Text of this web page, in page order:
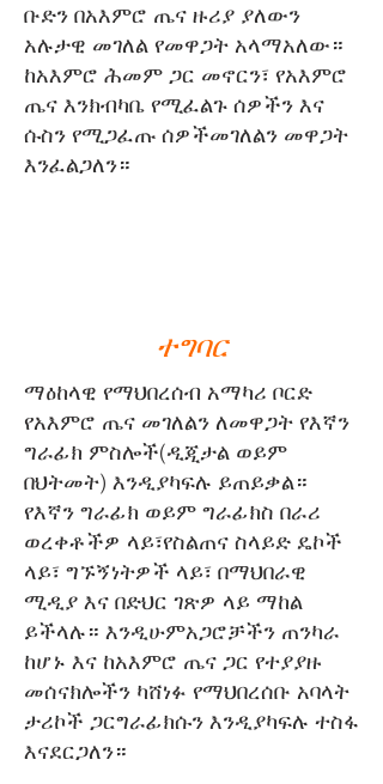
ቡድን በአእምሮ ጤና ዙሪያ ያለውን
አሉታዊ መገለል የመዋጋት አላማአለው።
ከአእምሮ ሕመም ጋር መኖርን፣ የአእምሮ
ጤና እንክብካቤ የሚፈልጉ ሰዎችን እና
ሱስን የሚጋፈጡ ሰዎችመገለልን መዋጋት
እንፈልጋለን።
ተግባር
ማዕከላዊ የማህበረሰብ አማካሪ ቦርድ
የአእምሮ ጤና መገለልን ለመዋጋት የእኛን
ግራፊክ ምስሎች(ዲጂታል ወይም
በህትመት) እንዲያካፍሉ ይጠይቃል።
የእኛን ግራፊክ ወይም ግራፊክስ በራሪ
ወረቀቶችዎ ላይ፣የስልጠና ስላይድ ዴኮች
ላይ፣ ግኙኝነትዎች ላይ፣ በማህበራዊ
ሚዲያ እና በድህር ገጽዎ ላይ ማከል
ይችላሉ። እንዲሁምአጋሮቻችን ጠንካራ
ከሆኑ እና ከአእምሮ ጤና ጋር የተያያዙ
መሰናክሎችን ካሸነፉ የማህበረሰቡ አባላት
ታሪኮች ጋርግራፊክሱን እንዲያካፍሉ ተስፋ
እናደርጋለን።